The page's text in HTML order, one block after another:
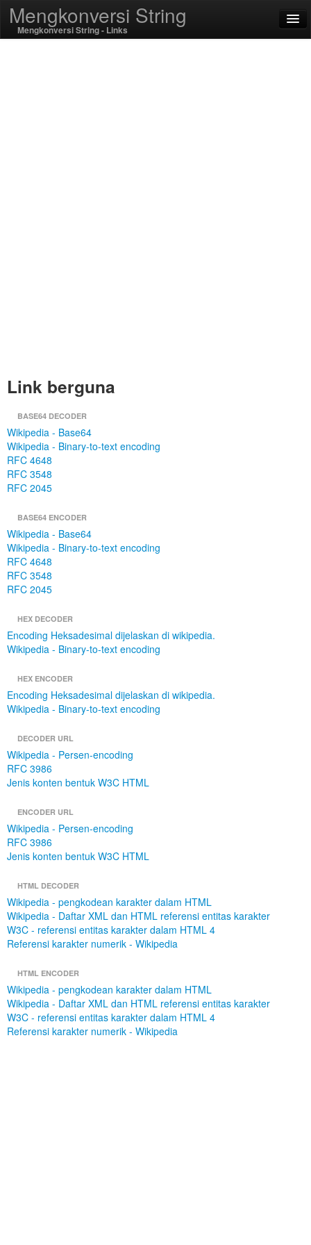
Mengkonversi String
Mengkonversi String - Links
Link berguna
BASE64 DECODER
Wikipedia - Base64
Wikipedia - Binary-to-text encoding
RFC 4648
RFC 3548
RFC 2045
BASE64 ENCODER
Wikipedia - Base64
Wikipedia - Binary-to-text encoding
RFC 4648
RFC 3548
RFC 2045
HEX DECODER
Encoding Heksadesimal dijelaskan di wikipedia.
Wikipedia - Binary-to-text encoding
HEX ENCODER
Encoding Heksadesimal dijelaskan di wikipedia.
Wikipedia - Binary-to-text encoding
DECODER URL
Wikipedia - Persen-encoding
RFC 3986
Jenis konten bentuk W3C HTML
ENCODER URL
Wikipedia - Persen-encoding
RFC 3986
Jenis konten bentuk W3C HTML
HTML DECODER
Wikipedia - pengkodean karakter dalam HTML
Wikipedia - Daftar XML dan HTML referensi entitas karakter
W3C - referensi entitas karakter dalam HTML 4
Referensi karakter numerik - Wikipedia
HTML ENCODER
Wikipedia - pengkodean karakter dalam HTML
Wikipedia - Daftar XML dan HTML referensi entitas karakter
W3C - referensi entitas karakter dalam HTML 4
Referensi karakter numerik - Wikipedia